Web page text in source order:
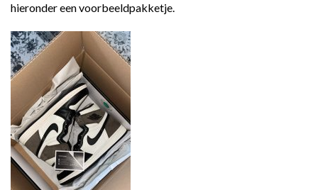
hieronder een voorbeeldpakketje.